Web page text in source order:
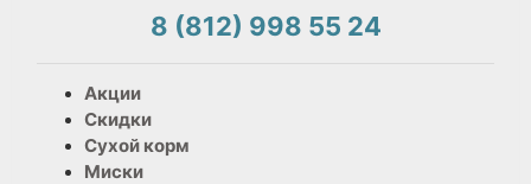
8 (812) 998 55 24
Акции
Скидки
Сухой корм
Миски